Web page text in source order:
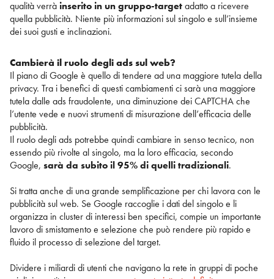
qualità verrà inserito in un gruppo-targetadatto a ricevere
quella pubblicità. Niente più informazioni sul singolo e sull’insieme
dei suoi gusti e inclinazioni.
Cambierà il ruolo degli ads sul web?
Il piano di Google è quello di tendere ad una maggiore tutela della
privacy. Tra i benefici di questi cambiamenti ci sarà una maggiore
tutela dalle ads fraudolente, una diminuzione dei CAPTCHA che
l’utente vede e nuovi strumenti di misurazione dell’efficacia delle
pubblicità.
Il ruolo degli ads potrebbe quindi cambiare in senso tecnico, non
essendo più rivolte al singolo, ma la loro efficacia, secondo
Google, sarà da subito il 95% di quelli tradizionali.
Si tratta anche di una grande semplificazione per chi lavora con le
pubblicità sul web. Se Google raccoglie i dati del singolo e li
organizza in cluster di interessi ben specifici, compie un importante
lavoro di smistamento e selezione che può rendere più rapido e
fluido il processo di selezione del target.
Dividere i miliardi di utenti che navigano la rete in gruppi di poche